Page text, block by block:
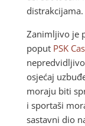
distrakcijama.
Zanimljivo je
poput PSK
osjećaj
moraju biti
i sportaši
sastavni dio